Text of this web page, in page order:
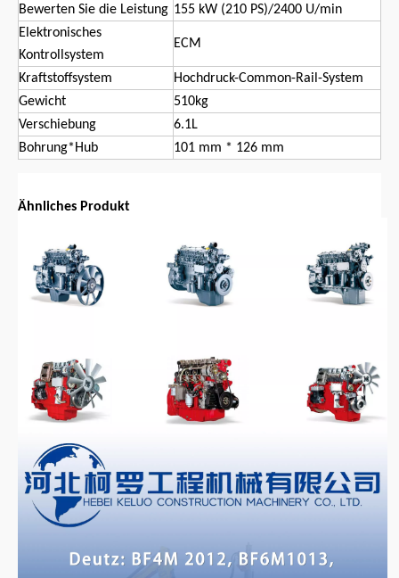
Bewerten Sie die Leistung 155 kW (210 PS)/2400 U/min
Elektronisches
Kontrollsystem
ECM
Kraftstoffsystem
Hochdruck-Common-Rail-System
Gewicht
510kg
Verschiebung
6.1L
Bohrung*Hub
101 mm * 126 mm
Ähnliches Produkt